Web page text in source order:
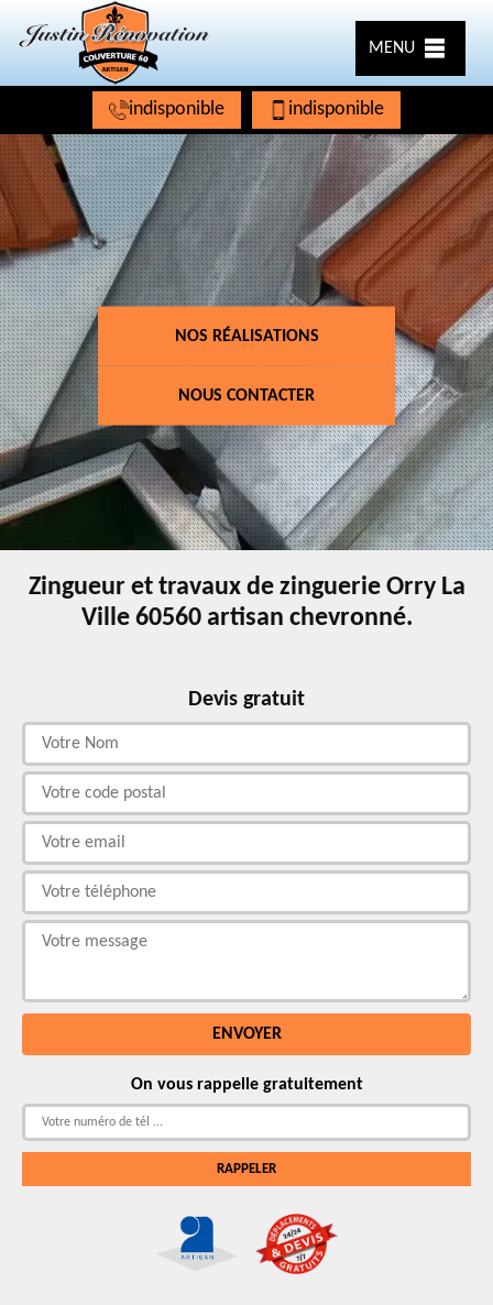
MENU
indisponible indisponible
NOS RÉALISATIONS
NOUS CONTACTER
Zingueur et travaux de zinguerie Orry La
Ville 60560 artisan chevronné.
Devis gratuit
On vous rappelle gratuitement